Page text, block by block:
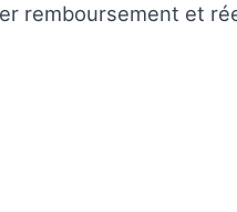
remboursement et